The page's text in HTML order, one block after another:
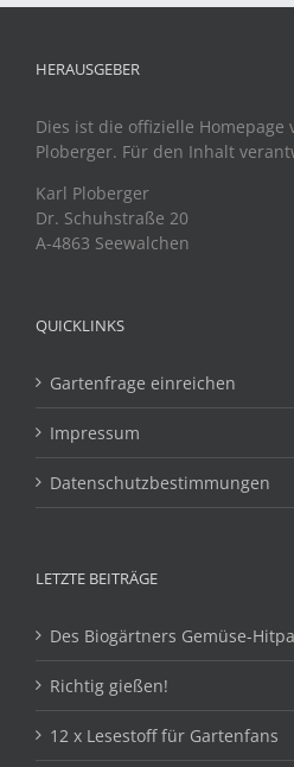
HERAUSGEBER
Dies ist die offizielle Homepage
Ploberger. Für den Inhalt
Karl Ploberger
Dr. Schuhstraße 20
A-4863 Seewalchen
QUICKLINKS
Gartenfrage einreichen
Impressum
Datenschutzbestimmungen
LETZTE BEITRÄGE
Des Biogärtners Gemüse-
Richtig gießen!
12 x Lesestoff für Gartenfans